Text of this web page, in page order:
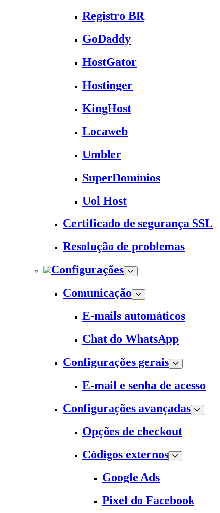
Registro BR
GoDaddy
HostGator
Hostinger
KingHost
Locaweb
Umbler
SuperDomínios
Uol Host
Certificado de segurança SSL
Resolução de problemas
Configurações
Comunicação
E-mails automáticos
Chat do WhatsApp
Configurações gerais
E-mail e senha de acesso
Configurações avançadas
Opções de checkout
Códigos externos
Google Ads
Pixel do Facebook